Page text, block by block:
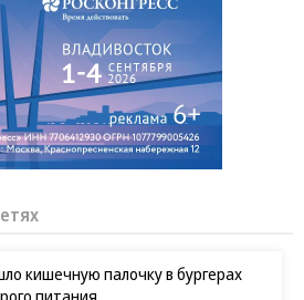
кишечную палочку в бургерах
питания